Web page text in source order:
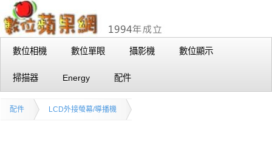
數位相機 數位單眼 攝影機 數位顯示
掃描器 Energy 配件
配件 LCD外接螢幕/導播機